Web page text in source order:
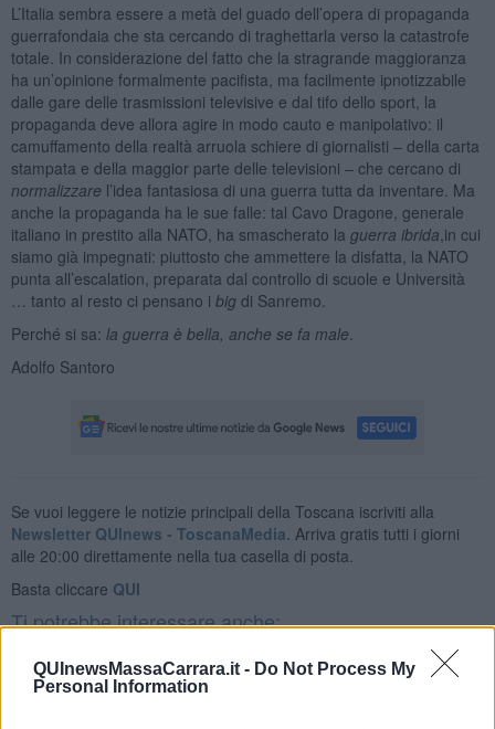
QUInewsMassaCarrara.it - Do Not Process My
Personal Information
L’Italia sembra essere a metà del guado dell’opera di propaganda
guerrafondaia che sta cercando di traghettarla verso la catastrofe
totale. In considerazione del fatto che la stragrande maggioranza
ha un’opinione formalmente pacifista, ma facilmente ipnotizzabile
dalle gare delle trasmissioni televisive e dal tifo dello sport, la
propaganda deve allora agire in modo cauto e manipolativo: il
camuffamento della realtà arruola schiere di giornalisti – della carta
stampata e della maggior parte delle televisioni – che cercano di
normalizzare l’idea fantasiosa di una guerra tutta da inventare. Ma
anche la propaganda ha le sue falle: tal Cavo Dragone, generale
italiano in prestito alla NATO, ha smascherato la guerra ibrida ,in cui
siamo già impegnati: piuttosto che ammettere la disfatta, la NATO
punta all’escalation, preparata dal controllo di scuole e Università
… tanto al resto ci pensano i bigdi Sanremo.
Perché si sa: la guerra è bella, anche se fa male
Adolfo Santoro
Se vuoi leggere le notizie principali della Toscana iscriviti alla
Newsletter QUInews - ToscanaMedia. Arriva gratis tutti i giorni
alle 20:00 direttamente nella tua casella di posta.
Basta cliccare QUI
Ti potrebbe interessare anche:
Articoli dal Blog “Disincantato” di Adolfo Santoro
​Un esempio di civismo